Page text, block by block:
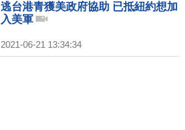
逃台港青獲美政府協助 已抵紐約想加
入美軍
2021-06-21 13:34:34